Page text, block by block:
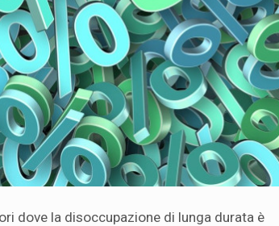
dove la disoccupazione di lunga durata è